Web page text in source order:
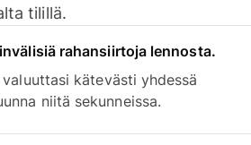
tilillä.
rahansiirtoja lennosta.
kätevästi yhdessä
niitä sekunneissa.